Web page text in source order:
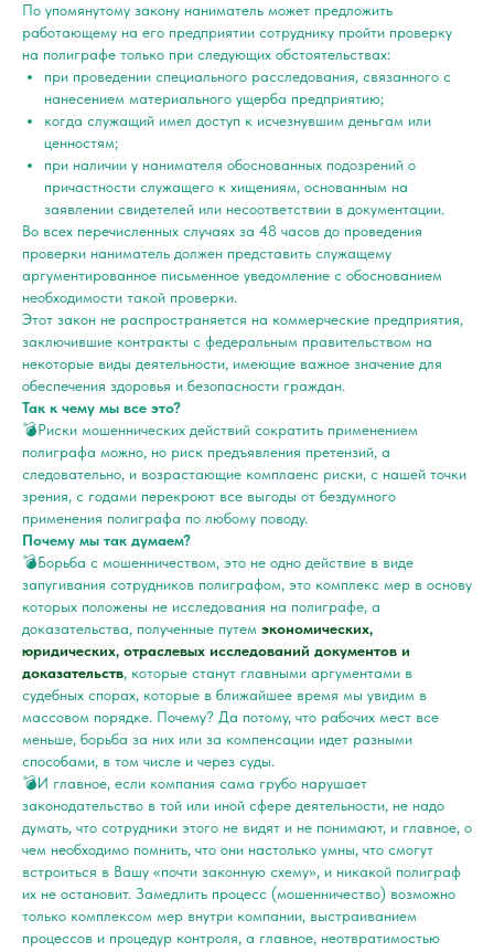
По упомянутому закону наниматель может предложить
работающему на его предприятии сотруднику пройти проверку
на полиграфе только при следующих обстоятельствах:
при проведении специального расследования, связанного с
нанесением материального ущерба предприятию;
когда служащий имел доступ к исчезнувшим деньгам или
ценностям;
при наличии у нанимателя обоснованных подозрений о
причастности служащего к хищениям, основанным на
заявлении свидетелей или несоответствии в документации.
Во всех перечисленных случаях за 48 часов до проведения
проверки наниматель должен представить служащему
аргументированное письменное уведомление с обоснованием
необходимости такой проверки.
Этот закон не распространяется на коммерческие предприятия,
заключившие контракты с федеральным правительством на
некоторые виды деятельности, имеющие важное значение для
обеспечения здоровья и безопасности граждан.
Так к чему мы все это?
💣Риски мошеннических действий сократить применением
полиграфа можно, но риск предъявления претензий, а
следовательно, и возрастающие комплаенс риски, с нашей точки
зрения, с годами перекроют все выгоды от бездумного
применения полиграфа по любому поводу.
Почему мы так думаем?
💣Борьба с мошенничеством, это не одно действие в виде
запугивания сотрудников полиграфом, это комплекс мер в основу
которых положены не исследования на полиграфе, а
доказательства, полученные путем экономических,
юридических, отраслевых исследований документов и
доказательств, которые станут главными аргументами в
судебных спорах, которые в ближайшее время мы увидим в
массовом порядке. Почему? Да потому, что рабочих мест все
меньше, борьба за них или за компенсации идет разными
способами, в том числе и через суды.
💣И главное, если компания сама грубо нарушает
законодательство в той или иной сфере деятельности, не надо
думать, что сотрудники этого не видят и не понимают, и главное, о
чем необходимо помнить, что они настолько умны, что смогут
встроиться в Вашу «почти законную схему», и никакой полиграф
их не остановит. Замедлить процесс (мошенничество) возможно
только комплексом мер внутри компании, выстраиванием
процессов и процедур контроля, а главное, неотвратимостью